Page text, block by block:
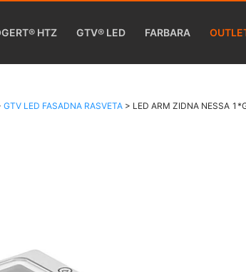
HTZ GTV® LED FARBARA
GTV LED FASADNA RASVETA > LED ARM ZIDNA NESSA